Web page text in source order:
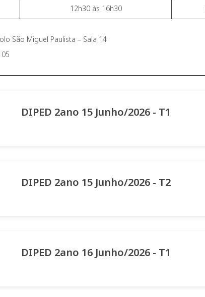
12h30 às 16h30
São Miguel Paulista – Sala 14
DIPED 2ano 15 Junho/2026 - T1
DIPED 2ano 15 Junho/2026 - T2
DIPED 2ano 16 Junho/2026 - T1